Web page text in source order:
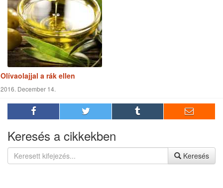
Olívaolajjal a rák ellen
2016. December 14.
Keresés a cikkekben
Keresés